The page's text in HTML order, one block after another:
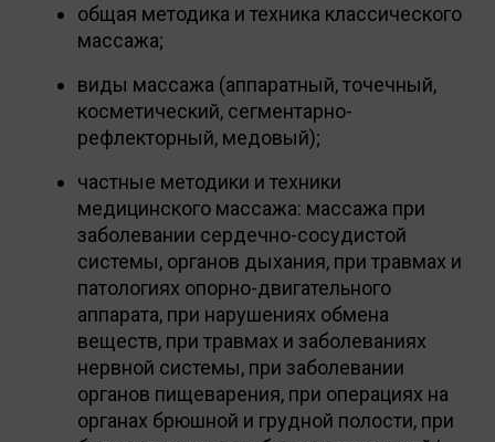
общая методика и техника классического
массажа;
виды массажа (аппаратный, точечный,
косметический, сегментарно-
рефлекторный, медовый);
частные методики и техники
медицинского массажа: массажа при
заболевании сердечно-сосудистой
системы, органов дыхания, при травмах и
патологиях опорно-двигательного
аппарата, при нарушениях обмена
веществ, при травмах и заболеваниях
нервной системы, при заболевании
органов пищеварения, при операциях на
органах брюшной и грудной полости, при